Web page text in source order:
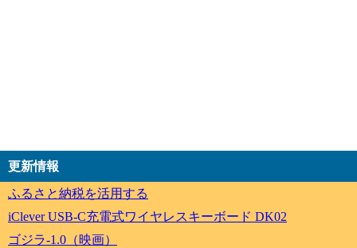
更新情報
ふるさと納税を活用する
iClever USB-C充電式ワイヤレスキーボード DK02
ゴジラ-1.0（映画）